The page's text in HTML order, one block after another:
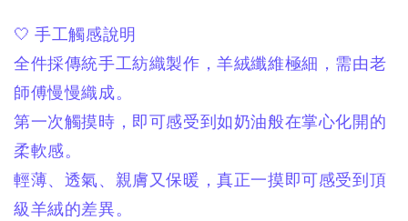
🤍 手工觸感說明
全件採傳統手工紡織製作，羊絨纖維極細， 需由老
師傅慢慢織成。
第一次觸摸時， 即可感受到如奶油般在掌心化開的
柔軟感。
輕薄、透氣、親膚又保暖，真正一摸即可感受到頂
級羊絨的差異。